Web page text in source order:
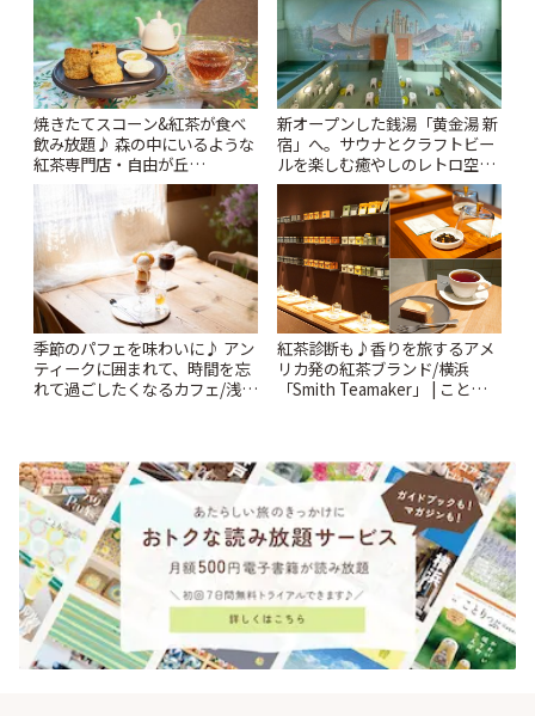
焼きたてスコーン&紅茶が食べ
飲み放題♪ 森の中にいるような
紅茶専門店・自由が丘
「YOTSUBA TEA」でのんびり
時間 | ことりっぷ
新オープンした銭湯「黄金湯 新
宿」へ。サウナとクラフトビー
ルを楽しむ癒やしのレトロ空間
| ことりっぷ
季節のパフェを味わいに♪ アン
ティークに囲まれて、時間を忘
れて過ごしたくなるカフェ/浅草
紅茶診断も♪香りを旅するアメ
リカ発の紅茶ブランド/横浜
「Smith Teamaker」 | ことりっ